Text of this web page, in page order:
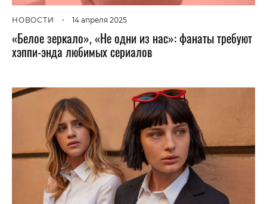
НОВОСТИ • 14 апреля 2025
«Белое зеркало», «Не одни из нас»: фанаты требуют
хэппи-энда любимых сериалов